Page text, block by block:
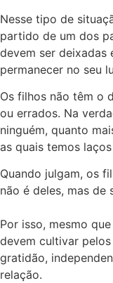
Nesse tipo de
partido de um dos
devem ser deixadas
permanecer no seu
Os filhos não têm o
ou errados. Na
ninguém, quanto
as quais temos
Quando julgam, os
não é deles, mas de
Por isso, mesmo
devem cultivar
gratidão,
relação.